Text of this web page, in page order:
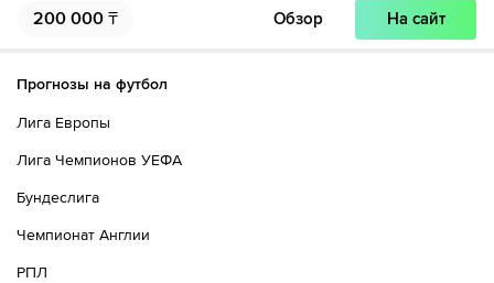
200 000 ₸ Обзор На сайт
Прогнозы на футбол
Лига Европы
Лига Чемпионов УЕФА
Бундеслига
Чемпионат Англии
РПЛ